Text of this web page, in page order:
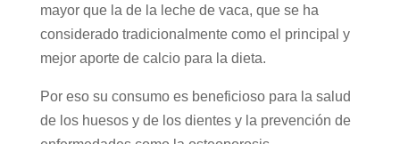
mayor que la de la leche de vaca, que se ha
considerado tradicionalmente como el principal y
mejor aporte de calcio para la dieta.
Por eso su consumo es beneficioso para la salud
de los huesos y de los dientes y la prevención de